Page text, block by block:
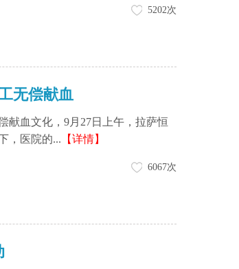
5202次
无偿献血
血文化，9月27日上午，拉萨恒
，医院的... 【详情】
6067次